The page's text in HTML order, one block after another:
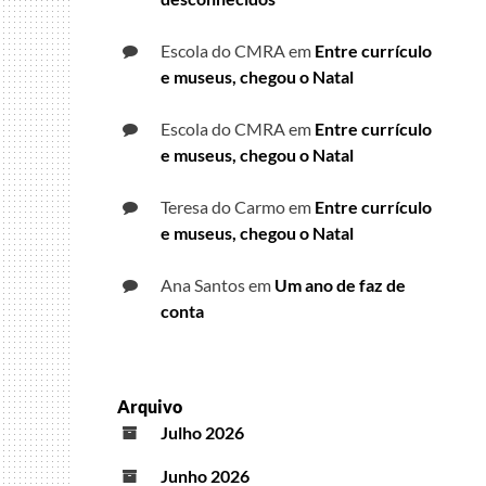
Escola do CMRAem Entre currículo
e museus, chegou o Natal
Escola do CMRAem Entre currículo
e museus, chegou o Natal
Teresa do Carmoem Entre currículo
e museus, chegou o Natal
Ana Santosem Um ano de faz de
conta
Arquivo
Julho 2026
Junho 2026